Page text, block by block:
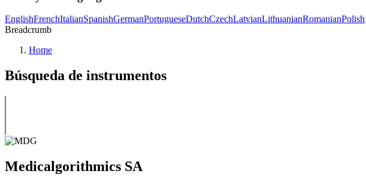
EnglishFrenchItalianSpanishGermanPortugueseDutchCzechLatvianLithuanianRomanianPolish
Breadcrumb
Home
Búsqueda de instrumentos
Medicalgorithmics SA